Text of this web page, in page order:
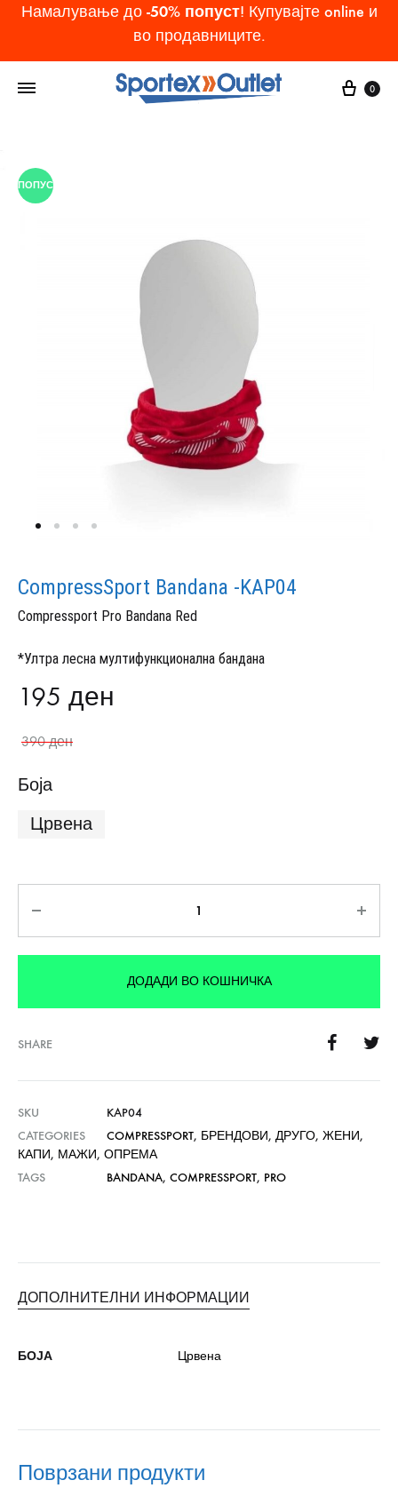
Намалување до -50% попуст! Купувајте online и
во продавниците.
Cart
0
ПОПУСТ
CompressSport Bandana -KAP04
Compressport Pro Bandana Red
*Ултра лесна мултифункционална бандана
195 ден
390ден
Боја
Црвена
ДОДАДИ ВО КОШНИЧКА
SHARE
SKU
KAP04
CATEGORIES
COMPRESSPORT, БРЕНДОВИ, ДРУГО, ЖЕНИ,
КАПИ, МАЖИ, ОПРЕМА
TAGS
BANDANA, COMPRESSPORT, PRO
ДОПОЛНИТЕЛНИ ИНФОРМАЦИИ
БОЈА Црвена
Поврзани продукти